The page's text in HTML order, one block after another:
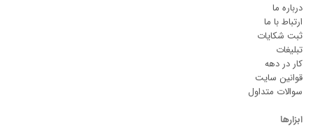
درباره ما
ارتباط با ما
ثبت شکایات
تبلیغات
کار در دهه
قوانین سایت
سوالات متداول
ابزارها